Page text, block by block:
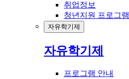
취업정보
청년지원 프로그램
자유학기제
자유학기제
프로그램 안내